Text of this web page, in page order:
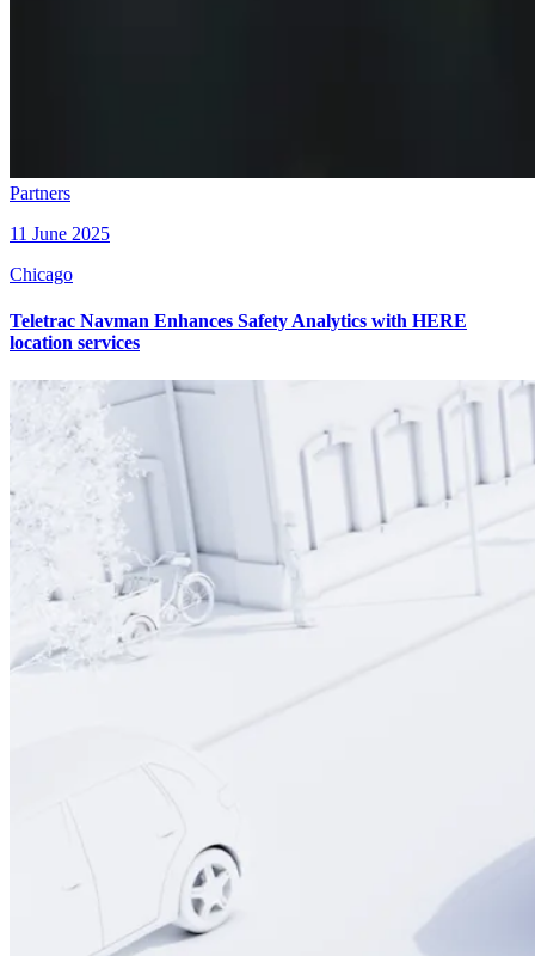
Partners
11 June 2025
Chicago
Teletrac Navman Enhances Safety Analytics with HERE
location services